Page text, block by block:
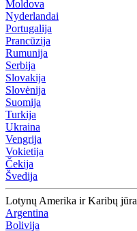
Moldova
Nyderlandai
Portugalija
Prancūzija
Rumunija
Serbija
Slovakija
Slovėnija
Suomija
Turkija
Ukraina
Vengrija
Vokietija
Čekija
Švedija
Lotynų Amerika ir Karibų jūra
Argentina
Bolivija